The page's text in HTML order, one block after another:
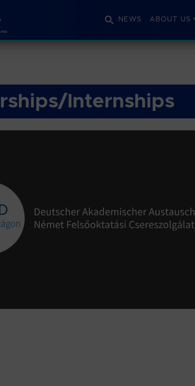
NEWS ABOUT US
Internships
DAAD
Dear Students, the
research stays…